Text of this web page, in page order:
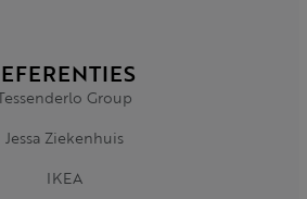
Group
Jessa Ziekenhuis
IKEA